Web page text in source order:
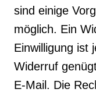
sind einige
möglich. Ein
Einwilligung ist
Widerruf
E-Mail. Die